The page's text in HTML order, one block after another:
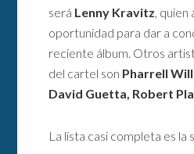
será Lenny Kravitz ,
oportunidad para dar a
reciente álbum. Otros
del cartel son Pharrell
David Guetta, Robert
La lista casi completa es la